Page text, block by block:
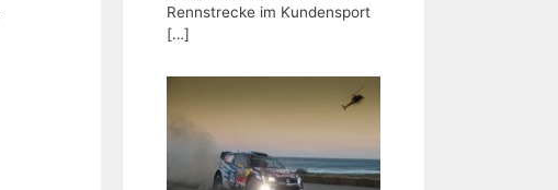
Rennstrecke im Kundensport
[…]